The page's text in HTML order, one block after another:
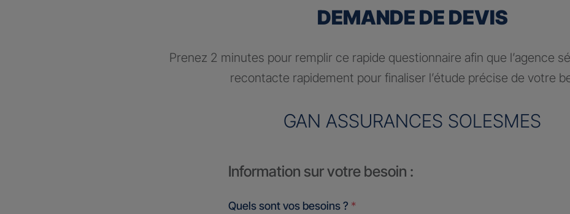
DEMANDE DE DEVIS
Prenez 2 minutes pour remplir ce rapide questionnaire afin que l’agence
recontacte rapidement pour finaliser l’étude précise de votre
GAN ASSURANCES SOLESMES
Information sur votre besoin :
Quels sont vos besoins ? *